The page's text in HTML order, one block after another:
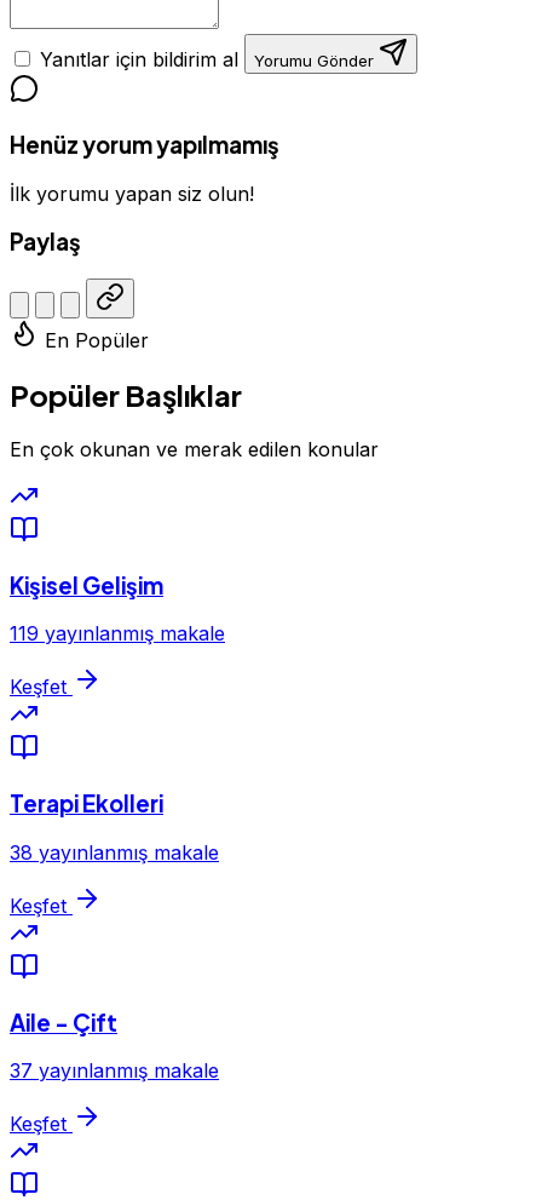
Yanıtlar için bildirim al Yorumu Gönder
Henüz yorum yapılmamış
İlk yorumu yapan siz olun!
Paylaş
En Popüler
Popüler Başlıklar
En çok okunan ve merak edilen konular
Kişisel Gelişim
119 yayınlanmış makale
Keşfet
Terapi Ekolleri
38 yayınlanmış makale
Keşfet
Aile - Çift
37 yayınlanmış makale
Keşfet